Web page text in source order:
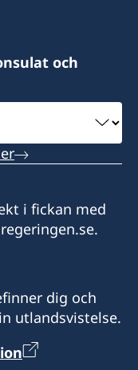
och
i fickan med
dig och
utlandsvistelse.